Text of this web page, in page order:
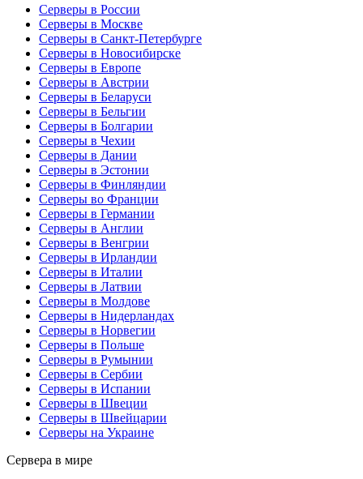
Серверы в России
Серверы в Москве
Серверы в Санкт-Петербурге
Серверы в Новосибирске
Серверы в Европе
Серверы в Австрии
Серверы в Беларуси
Серверы в Бельгии
Серверы в Болгарии
Серверы в Чехии
Серверы в Дании
Серверы в Эстонии
Серверы в Финляндии
Серверы во Франции
Серверы в Германии
Серверы в Англии
Серверы в Венгрии
Серверы в Ирландии
Серверы в Италии
Серверы в Латвии
Серверы в Молдове
Серверы в Нидерландах
Серверы в Норвегии
Серверы в Польше
Серверы в Румынии
Серверы в Сербии
Серверы в Испании
Серверы в Швеции
Серверы в Швейцарии
Серверы на Украине
Сервера в мире